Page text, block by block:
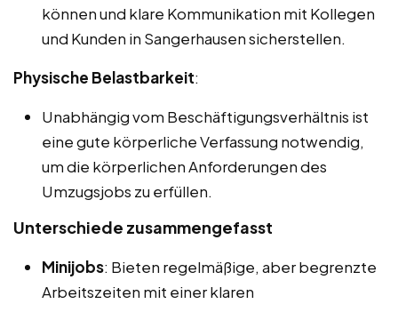
können und klare Kommunikation mit Kollegen
und Kunden in Sangerhausen sicherstellen.
Physische Belastbarkeit:
Unabhängig vom Beschäftigungsverhältnis ist
eine gute körperliche Verfassung notwendig,
um die körperlichen Anforderungen des
Umzugsjobs zu erfüllen.
Unterschiede zusammengefasst
Minijobs: Bieten regelmäßige, aber begrenzte
Arbeitszeiten mit einer klaren